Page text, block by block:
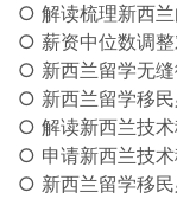
○ 解读梳理新西兰
○ 薪资中位数调整
○ 新西兰留学无缝
○ 解读新西兰技
○ 申请新西兰技术
○ 新西兰留学移民